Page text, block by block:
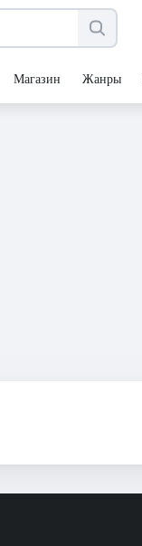
Магазин Жанры